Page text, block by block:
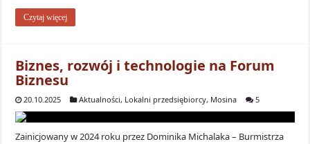
Czytaj więcej
Biznes, rozwój i technologie na Forum
Biznesu
20.10.2025 Aktualności, Lokalni przedsiębiorcy, Mosina 5
Zainicjowany w 2024 roku przez Dominika Michalaka – Burmistrza